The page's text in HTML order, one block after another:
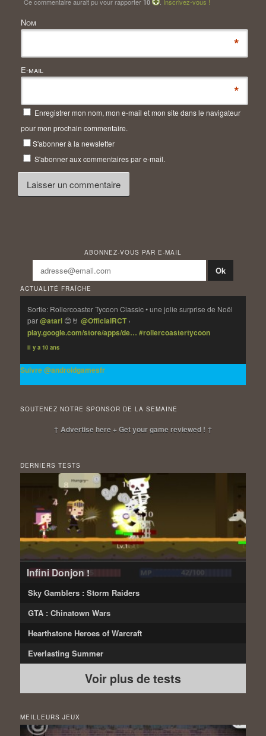
10
Nom
*
E-mail
*
Enregistrer mon nom, mon e-mail et mon site dans le navigateur
pour mon prochain commentaire.
S'abonner à la newsletter
S'abonner aux commentaires par e-mail.
ABONNEZ-VOUS PAR E-MAIL
ACTUALITÉ FRAÎCHE
Sortie: Rollercoaster Tycoon Classic • une jolie surprise de Noël
par@atari 😊🤘@OfficialRCT ›
play.google.com/store/apps/de… #rollercoastertycoon
Il y a 10 ans
Suivre @androidgamesfr
SOUTENEZ NOTRE SPONSOR DE LA SEMAINE
↑ Advertise here + Get your game reviewed ! ↑
DERNIERS TESTS
Infini Donjon !
Sky Gamblers : Storm Raiders
GTA : Chinatown Wars
Hearthstone Heroes of Warcraft
Everlasting Summer
Voir plus de tests
MEILLEURS JEUX